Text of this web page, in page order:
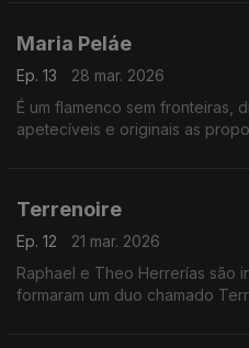
Maria Peláe
Ep. 13
28 mar. 2026
É um flamenco sem fronteiras,
apetecíveis e originais as
Terrenoire
Ep. 12
21 mar. 2026
Raphael e Theo Herrerías são
formaram um duo chamado